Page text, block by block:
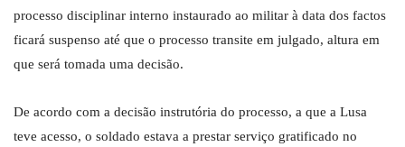
processo disciplinar interno instaurado ao militar à data dos factos
ficará suspenso até que o processo transite em julgado, altura em
que será tomada uma decisão.
De acordo com a decisão instrutória do processo, a que a Lusa
teve acesso, o soldado estava a prestar serviço gratificado no